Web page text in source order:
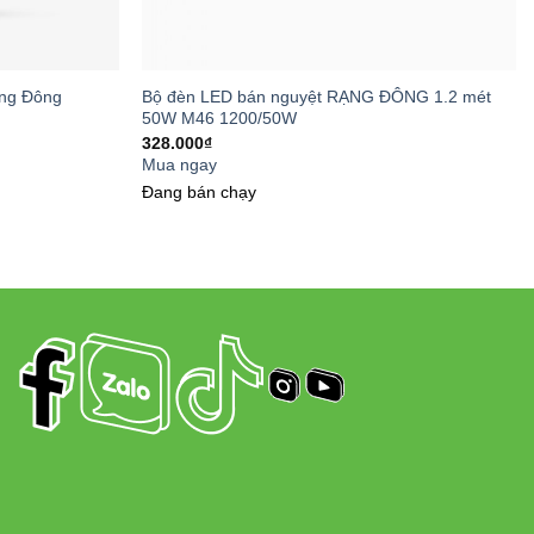
ra tia UV và tia hồng ngoại, giảm thiểu phát
Đông
Bộ đèn LED bán nguyệt RẠNG ĐÔNG 1.2 mét
50W M46 1200/50W
328.000₫
Mua ngay
Đang bán chạy